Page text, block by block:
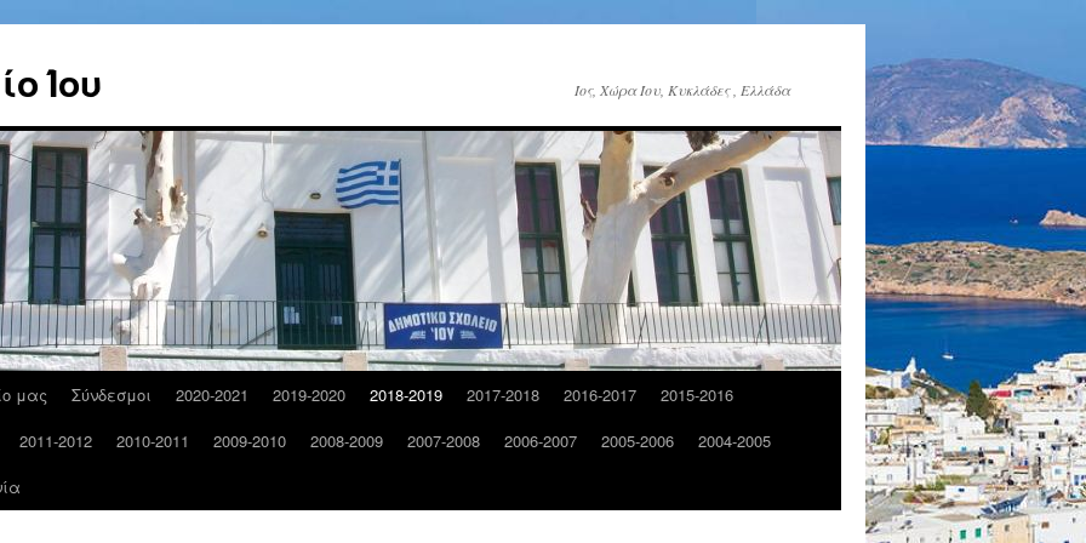
Ίου Ίος, Χώρα Ίου, Κυκλάδες , Ελλάδα
μας Σύνδεσμοι 2020-2021 2019-2020 2018-2019 2017-2018 2016-2017
2015-2016
2011-2012 2010-2011 2009-2010 2008-2009 2007-2008 2006-2007 2005-2006
2004-2005